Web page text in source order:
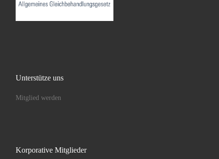
Unterstütze uns
Mitglied werden
Korporative Mitglieder